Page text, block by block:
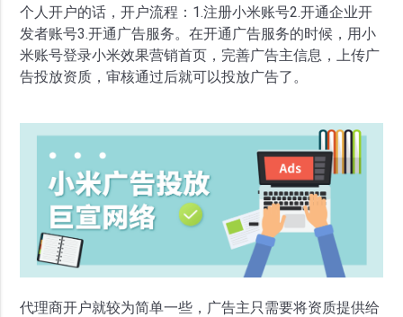
个人开户的话，开户流程：1.注册小米账号2.开通企业开
发者账号3.开通广告服务。在开通广告服务的时候，用小
米账号登录小米效果营销首页，完善广告主信息，上传广
告投放资质，审核通过后就可以投放广告了。
代理商开户就较为简单一些，广告主只需要将资质提供给